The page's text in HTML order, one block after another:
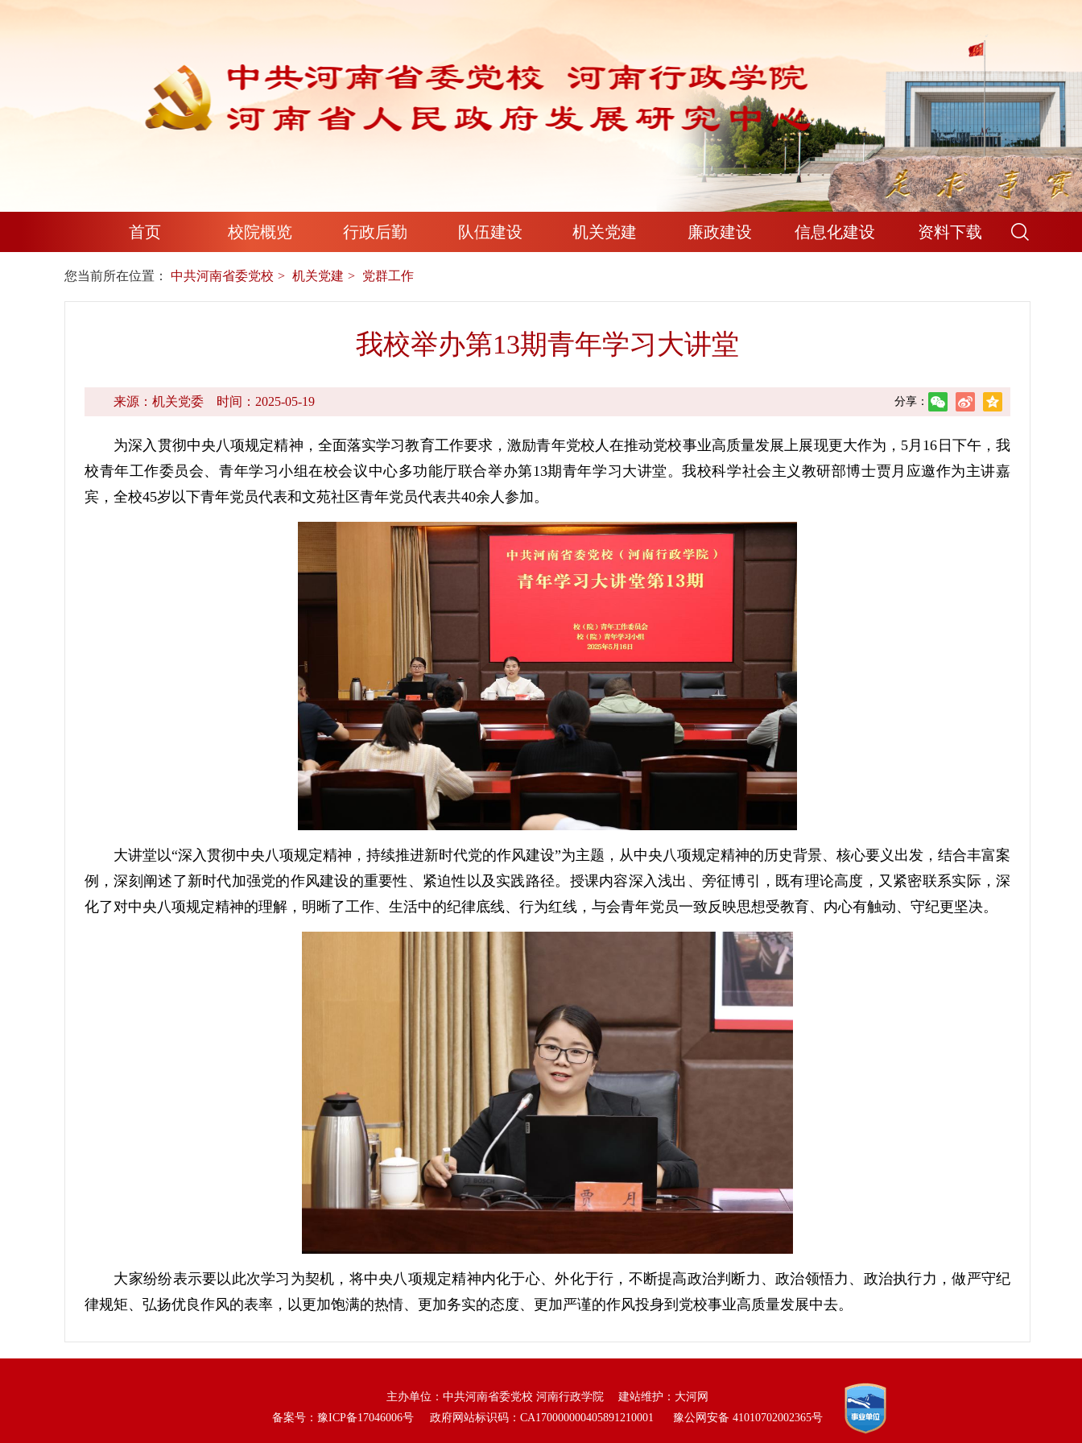
首页 校院概览 行政后勤 队伍建设 机关党建 廉政建设 信息化建设 资料下载
您当前所在位置： 中共河南省委党校 机关党建 党群工作
我校举办第13期青年学习大讲堂
来源：机关党委 时间：2025-05-19 分享：
为深入贯彻中央八项规定精神，全面落实学习教育工作要求，激励青年党校人在推动党校事业高质量发展上展现更大作为，5月16日下午，我
校青年工作委员会、青年学习小组在校会议中心多功能厅联合举办第13期青年学习大讲堂。我校科学社会主义教研部博士贾月应邀作为主讲嘉
宾，全校45岁以下青年党员代表和文苑社区青年党员代表共40余人参加。
大讲堂以“深入贯彻中央八项规定精神，持续推进新时代党的作风建设”为主题，从中央八项规定精神的历史背景、核心要义出发，结合丰富案
例，深刻阐述了新时代加强党的作风建设的重要性、紧迫性以及实践路径。授课内容深入浅出、旁征博引，既有理论高度，又紧密联系实际，深
化了对中央八项规定精神的理解，明晰了工作、生活中的纪律底线、行为红线，与会青年党员一致反映思想受教育、内心有触动、守纪更坚决。
大家纷纷表示要以此次学习为契机，将中央八项规定精神内化于心、外化于行，不断提高政治判断力、政治领悟力、政治执行力，做严守纪
律规矩、弘扬优良作风的表率，以更加饱满的热情、更加务实的态度、更加严谨的作风投身到党校事业高质量发展中去。
主办单位：中共河南省委党校 河南行政学院 建站维护： 大河网
备案号： 豫ICP备17046006号 政府网站标识码：CA170000000405891210001 豫公网安备 41010702002365号